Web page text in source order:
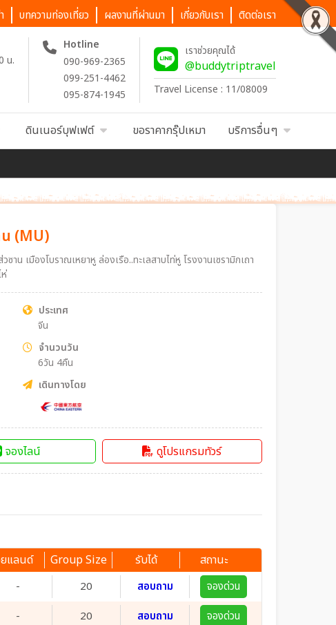
บทความท่องเที่ยว ผลงานที่ผ่านมา เกี่ยวกับเรา ติดต่อเรา
น.
Hotline
090-969-2365
099-251-4462
095-874-1945
เราช่วยคุณได้
@buddytriptravel
Travel License : 11/08009
ดินเนอร์บุฟเฟต์ ขอราคากรุ๊ปเหมา บริการอื่นๆ
(MU)
าน เมืองโบราณเหยาหู ล่องเรือ..ทะเลสาบไท่หู โรงงานเซรามิกเถา
ประเทศ
จีน
จำนวนวัน
6วัน 4คืน
เดินทางโดย
จองไลน์ ดูโปรแกรมทัวร์
แลนด์ Group Size รับได้ สถานะ
- 20 สอบถาม
จองด่วน
- 20 สอบถาม จองด่วน